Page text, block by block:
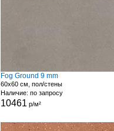
Fog Ground 9 mm
60x60 см, пол/стены
Наличие: по запросу
10461 р/м²